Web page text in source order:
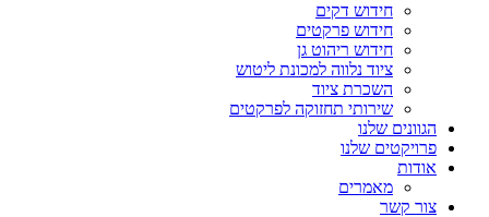
חידוש דקים
חידוש פרקטים
חידוש ריהוט גן
ציוד נלווה למכונת ליטוש
השכרת ציוד
שירותי תחזוקה לפרקטים
הגוונים שלנו
פרויקטים שלנו
אודות
מאמרים
צור קשר